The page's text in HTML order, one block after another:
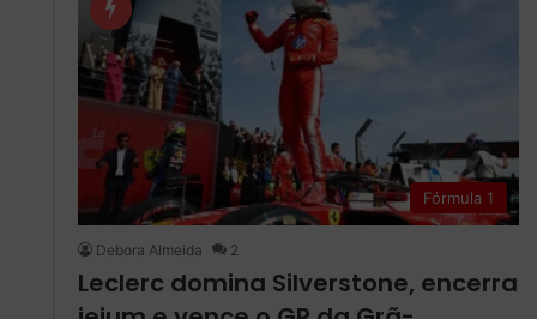
Fórmula 1
Debora Almeida 2
Leclerc domina Silverstone, encerra